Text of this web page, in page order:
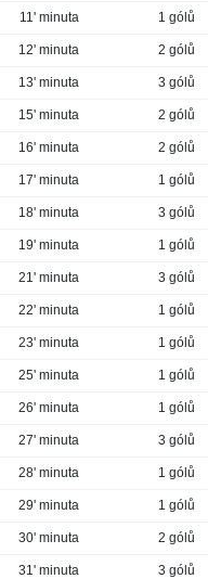
11' minuta 1 gólů
12' minuta 2 gólů
13' minuta 3 gólů
15' minuta 2 gólů
16' minuta 2 gólů
17' minuta 1 gólů
18' minuta 3 gólů
19' minuta 1 gólů
21' minuta 3 gólů
22' minuta 1 gólů
23' minuta 1 gólů
25' minuta 1 gólů
26' minuta 1 gólů
27' minuta 3 gólů
28' minuta 1 gólů
29' minuta 1 gólů
30' minuta 2 gólů
31' minuta 3 gólů